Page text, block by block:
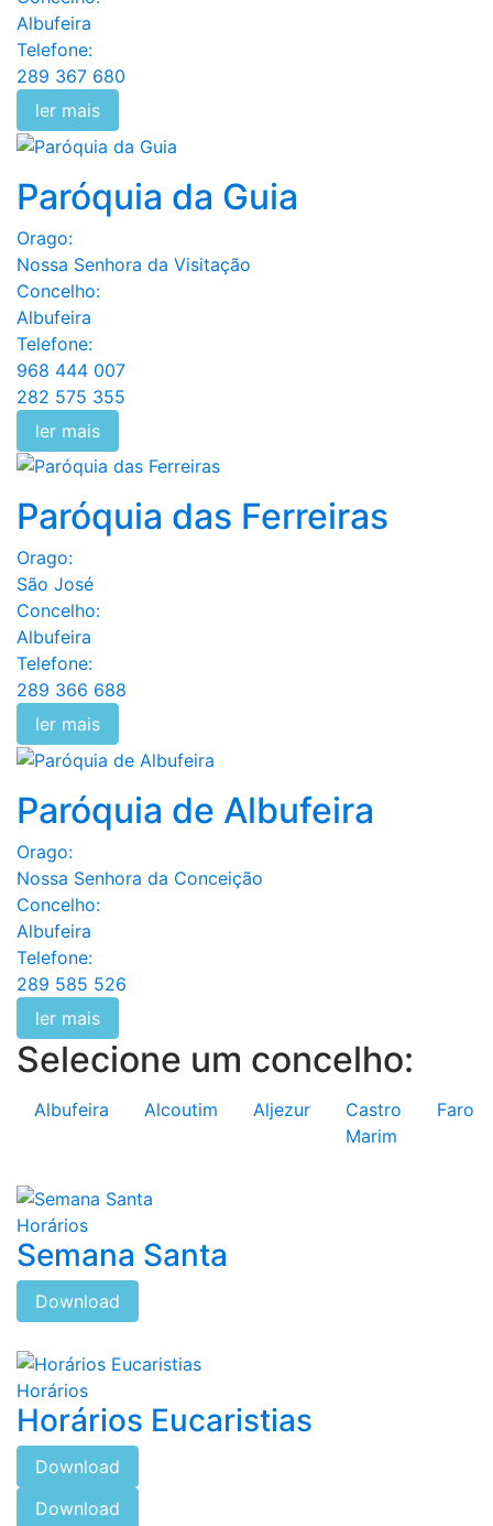
Albufeira
Telefone:
289 367 680
ler mais
Paróquia da Guia
Orago:
Nossa Senhora da Visitação
Concelho:
Albufeira
Telefone:
968 444 007
282 575 355
ler mais
Paróquia das Ferreiras
Orago:
São José
Concelho:
Albufeira
Telefone:
289 366 688
ler mais
Paróquia de Albufeira
Orago:
Nossa Senhora da Conceição
Concelho:
Albufeira
Telefone:
289 585 526
ler mais
Selecione um concelho:
Albufeira Alcoutim Aljezur
Castro
Marim
Faro
Horários
Semana Santa
Download
Horários
Horários Eucaristias
Download
Download